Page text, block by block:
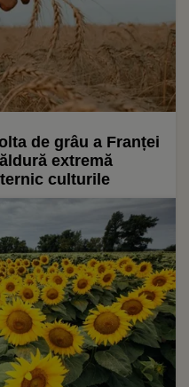
de grâu a Franței
extremă
culturile